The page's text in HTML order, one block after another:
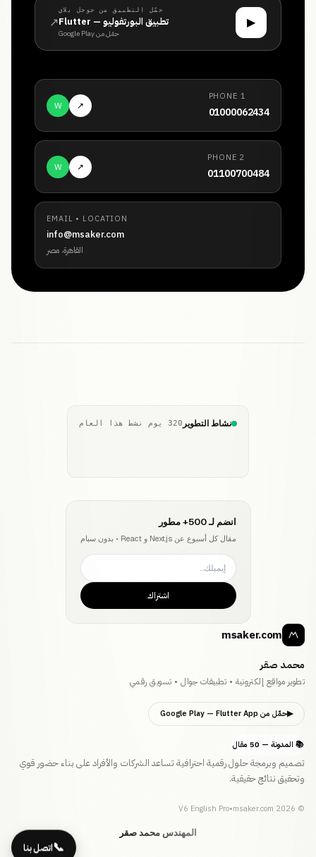
▶
حمّل التطبيق من جوجل بلاي
تطبيق البورتفوليو — Flutter
حمّل من Google Play
↗
PHONE 1
01000062434
↗
W
PHONE 2
01100700484
↗
W
EMAIL • LOCATION
info@msaker.com
القاهرة، مصر
نشاط التطوير 320 يوم نشط هذا العام
انضم لـ 500+ مطور
مقال كل أسبوع عن Next.js و React • بدون سبام
اشتراك
msaker.com
محمد صقر
تطوير مواقع إلكترونية • تطبيقات جوال • تسويق رقمي
▶حمّل من Google Play — Flutter App
📚 المدونة — 50 مقال
تصميم وبرمجة حلول رقمية احترافية تساعد الشركات والأفراد على بناء حضور قوي
وتحقيق نتائج حقيقية.
©
2026
•
V6 English Pro
المهندس محمد صقر
📞اتصل بنا